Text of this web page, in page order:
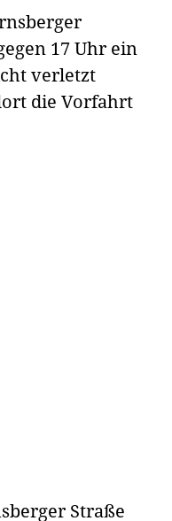
17 Uhr ein
verletzt
die Vorfahrt
Straße